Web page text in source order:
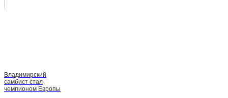
Владимирский
самбист стал
чемпионом Европы